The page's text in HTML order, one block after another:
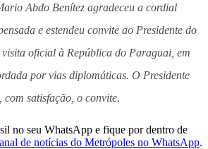
Abdo Benítez agradeceu a cordial
e estendeu convite ao Presidente do
oficial à República do Paraguai, em
por vias diplomáticas. O Presidente
satisfação, o convite.
no seu WhatsApp e fique por dentro de
de notícias do Metrópoles no WhatsApp.